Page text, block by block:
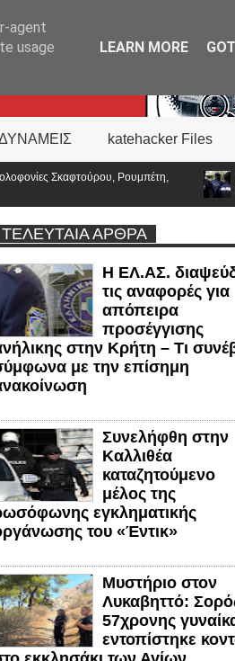
katehacker Files
Απορρίφθηκε εκπαιδευτική
ΤΕΛΕΥΤΑΙΑ ΑΡΘΡΑ
Η ΕΛ.ΑΣ.
τις αναφορές για
απόπειρα
προσέγγισης
στην Κρήτη – Τι
με την επίσημη
Συνελήφθη στην
Καλλιθέα
καταζητούμενο
μέλος της
εγκληματικής
του «Έντικ»
Μυστήριο στον
Λυκαβηττό:
57χρονης
εντοπίστηκε
agent
usage
LEARN MORE